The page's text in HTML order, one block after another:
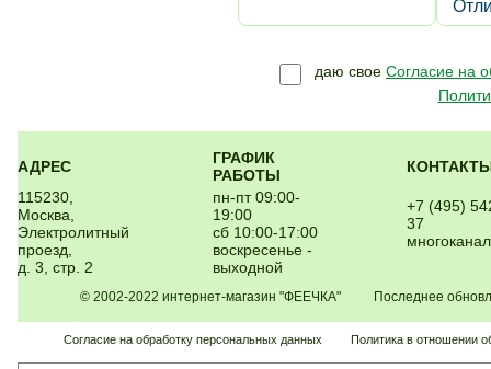
даю свое Согласие на
АДРЕС
ГРАФИК
РАБОТЫ
115230,
Москва,
Электролитный
проезд,
д. 3, стр. 2
пн-пт 09:00-
19:00
сб 10:00-17:00
воскресенье -
выходной
+7 (495)
37
© 2002-2022 интернет-магазин "ФЕЕЧКА" Последнее
Согласие на обработку персональных данных Политика в отношении